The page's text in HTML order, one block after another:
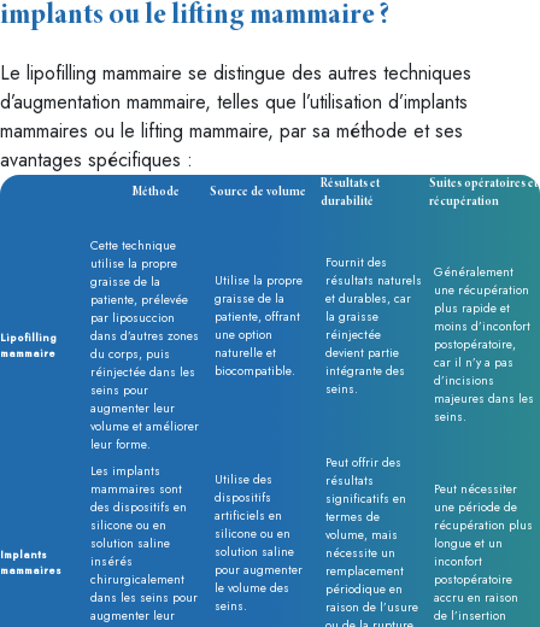
implants ou le lifting mammaire ?
Le lipofilling mammaire se distingue des autres techniques
d’augmentation mammaire, telles que l’utilisation d’implants
mammaires ou le lifting mammaire, par sa méthode et ses
avantages spécifiques :
Méthode Source de volume
Résultats et
durabilité
Suites opératoires et
récupération
Lipofilling
mammaire
Cette technique
utilise la propre
graisse de la
patiente, prélevée
par liposuccion
dans d’autres zones
du corps, puis
réinjectée dans les
seins pour
augmenter leur
volume et améliorer
leur forme.
Utilise la propre
graisse de la
patiente, offrant
une option
naturelle et
biocompatible.
Fournit des
résultats naturels
et durables, car
la graisse
réinjectée
devient partie
intégrante des
seins.
Généralement
une récupération
plus rapide et
moins d’inconfort
postopératoire,
car il n’y a pas
d’incisions
majeures dans les
seins.
Implants
mammaires
Les implants
mammaires sont
des dispositifs en
silicone ou en
solution saline
insérés
chirurgicalement
dans les seins pour
augmenter leur
Utilise des
dispositifs
artificiels en
silicone ou en
solution saline
pour augmenter
le volume des
seins.
Peut offrir des
résultats
significatifs en
termes de
volume, mais
nécessite un
remplacement
périodique en
raison de l’usure
Peut nécessiter
une période de
récupération plus
longue et un
inconfort
postopératoire
accru en raison
de l’insertion